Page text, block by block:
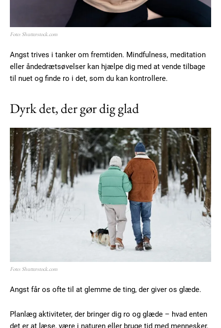
Nullam eu erat condimentum
Donec quis est ac felis
Orci varius natoque dolor
YEARLY PRICING MONTHLY PRICING
Foto: Shutterstock.com
Angst trives i tanker om fremtiden. Mindfulness, meditation
eller åndedrætsøvelser kan hjælpe dig med at vende tilbage
til nuet og finde ro i det, som du kan kontrollere.
Dyrk det, der gør dig glad
Foto: Shutterstock.com
Angst får os ofte til at glemme de ting, der giver os glæde.
Planlæg aktiviteter, der bringer dig ro og glæde – hvad enten
det er at læse, være i naturen eller bruge tid med mennesker,